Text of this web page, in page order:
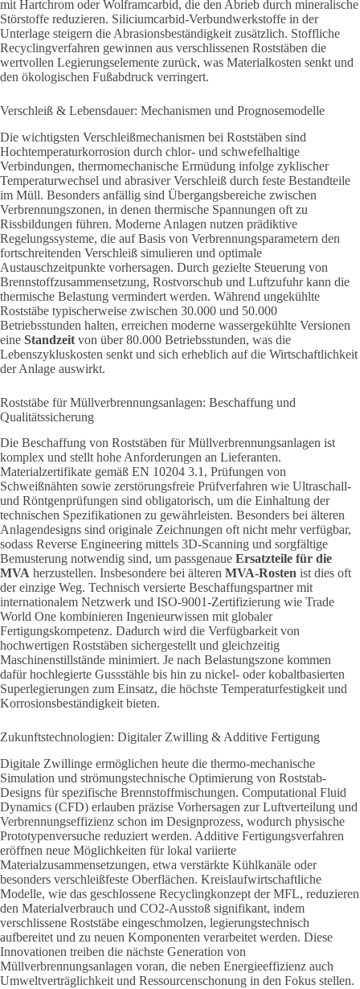
mit Hartchrom oder Wolframcarbid, die den Abrieb durch mineralische
Störstoffe reduzieren. Siliciumcarbid-Verbundwerkstoffe in der
Unterlage steigern die Abrasionsbeständigkeit zusätzlich. Stoffliche
Recyclingverfahren gewinnen aus verschlissenen Roststäben die
wertvollen Legierungselemente zurück, was Materialkosten senkt und
den ökologischen Fußabdruck verringert.
Verschleiß & Lebensdauer: Mechanismen und Prognosemodelle
Die wichtigsten Verschleißmechanismen bei Roststäben sind
Hochtemperaturkorrosion durch chlor- und schwefelhaltige
Verbindungen, thermomechanische Ermüdung infolge zyklischer
Temperaturwechsel und abrasiver Verschleiß durch feste Bestandteile
im Müll. Besonders anfällig sind Übergangsbereiche zwischen
Verbrennungszonen, in denen thermische Spannungen oft zu
Rissbildungen führen. Moderne Anlagen nutzen prädiktive
Regelungssysteme, die auf Basis von Verbrennungsparametern den
fortschreitenden Verschleiß simulieren und optimale
Austauschzeitpunkte vorhersagen. Durch gezielte Steuerung von
Brennstoffzusammensetzung, Rostvorschub und Luftzufuhr kann die
thermische Belastung vermindert werden. Während ungekühlte
Roststäbe typischerweise zwischen 30.000 und 50.000
Betriebsstunden halten, erreichen moderne wassergekühlte Versionen
eine Standzeit von über 80.000 Betriebsstunden, was die
Lebenszykluskosten senkt und sich erheblich auf die Wirtschaftlichkeit
der Anlage auswirkt.
Roststäbe für Müllverbrennungsanlagen: Beschaffung und
Qualitätssicherung
Die Beschaffung von Roststäben für Müllverbrennungsanlagen ist
komplex und stellt hohe Anforderungen an Lieferanten.
Materialzertifikate gemäß EN 10204 3.1, Prüfungen von
Schweißnähten sowie zerstörungsfreie Prüfverfahren wie Ultraschall-
und Röntgenprüfungen sind obligatorisch, um die Einhaltung der
technischen Spezifikationen zu gewährleisten. Besonders bei älteren
Anlagendesigns sind originale Zeichnungen oft nicht mehr verfügbar,
sodass Reverse Engineering mittels 3D-Scanning und sorgfältige
Bemusterung notwendig sind, um passgenaue Ersatzteile für die
MVA herzustellen. Insbesondere bei älteren MVA-Rosten ist dies oft
der einzige Weg. Technisch versierte Beschaffungspartner mit
internationalem Netzwerk und ISO-9001-Zertifizierung wie Trade
World One kombinieren Ingenieurwissen mit globaler
Fertigungskompetenz. Dadurch wird die Verfügbarkeit von
hochwertigen Roststäben sichergestellt und gleichzeitig
Maschinenstillstände minimiert. Je nach Belastungszone kommen
dafür hochlegierte Gussstähle bis hin zu nickel- oder kobaltbasierten
Superlegierungen zum Einsatz, die höchste Temperaturfestigkeit und
Korrosionsbeständigkeit bieten.
Zukunftstechnologien: Digitaler Zwilling & Additive Fertigung
Digitale Zwillinge ermöglichen heute die thermo-mechanische
Simulation und strömungstechnische Optimierung von Roststab-
Designs für spezifische Brennstoffmischungen. Computational Fluid
Dynamics (CFD) erlauben präzise Vorhersagen zur Luftverteilung und
Verbrennungseffizienz schon im Designprozess, wodurch physische
Prototypenversuche reduziert werden. Additive Fertigungsverfahren
eröffnen neue Möglichkeiten für lokal variierte
Materialzusammensetzungen, etwa verstärkte Kühlkanäle oder
besonders verschleißfeste Oberflächen. Kreislaufwirtschaftliche
Modelle, wie das geschlossene Recyclingkonzept der MFL, reduzieren
den Materialverbrauch und CO2-Ausstoß signifikant, indem
verschlissene Roststäbe eingeschmolzen, legierungstechnisch
aufbereitet und zu neuen Komponenten verarbeitet werden. Diese
Innovationen treiben die nächste Generation von
Müllverbrennungsanlagen voran, die neben Energieeffizienz auch
Umweltverträglichkeit und Ressourcenschonung in den Fokus stellen.